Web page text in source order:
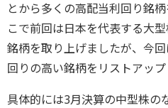
とから多くの高配当利回り銘
こで前回は日本を代表する大
銘柄を取り上げましたが、今
回りの高い銘柄をリストアップ
具体的には3月決算の中型株の